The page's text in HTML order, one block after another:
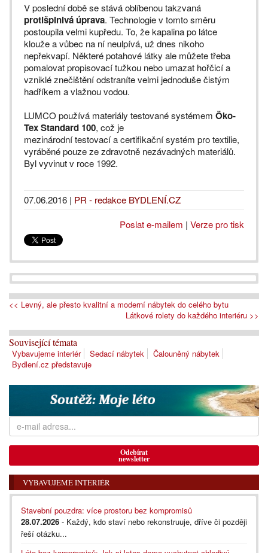
V poslední době se stává oblíbenou takzvaná
protišpinivá úprava. Technologie v tomto směru
postoupila velmi kupředu. To, že kapalina po látce
klouže a vůbec na ní neulpívá, už dnes nikoho
nepřekvapí. Některé potahové látky ale můžete třeba
pomalovat propisovací tužkou nebo umazat hořčicí a
vzniklé znečištění odstraníte velmi jednoduše čistým
hadříkem a vlažnou vodou.
LUMCO používá materiály testované systémem Öko-
Tex Standard 100, což je
mezinárodní testovací a certifikační systém pro textilie,
vyráběné pouze ze zdravotně nezávadných materiálů.
Byl vyvinut v roce 1992.
07.06.2016 | PR - redakce BYDLENÍ.CZ
Poslat e-mailem | Verze pro tisk
<< Levný, ale přesto kvalitní a moderní nábytek do celého bytu
Látkové rolety do každého interiéru >>
Související témata
Vybavujeme interiér Sedací nábytek
Čalouněný nábytek
Bydlení.cz představuje
Odebírat
newsletter
VYBAVUJEME INTERIÉR
Stavební pouzdra: více prostoru bez kompromisů
28.07.2026 - Každý, kdo staví nebo rekonstruuje, dříve či později
řeší otázku...